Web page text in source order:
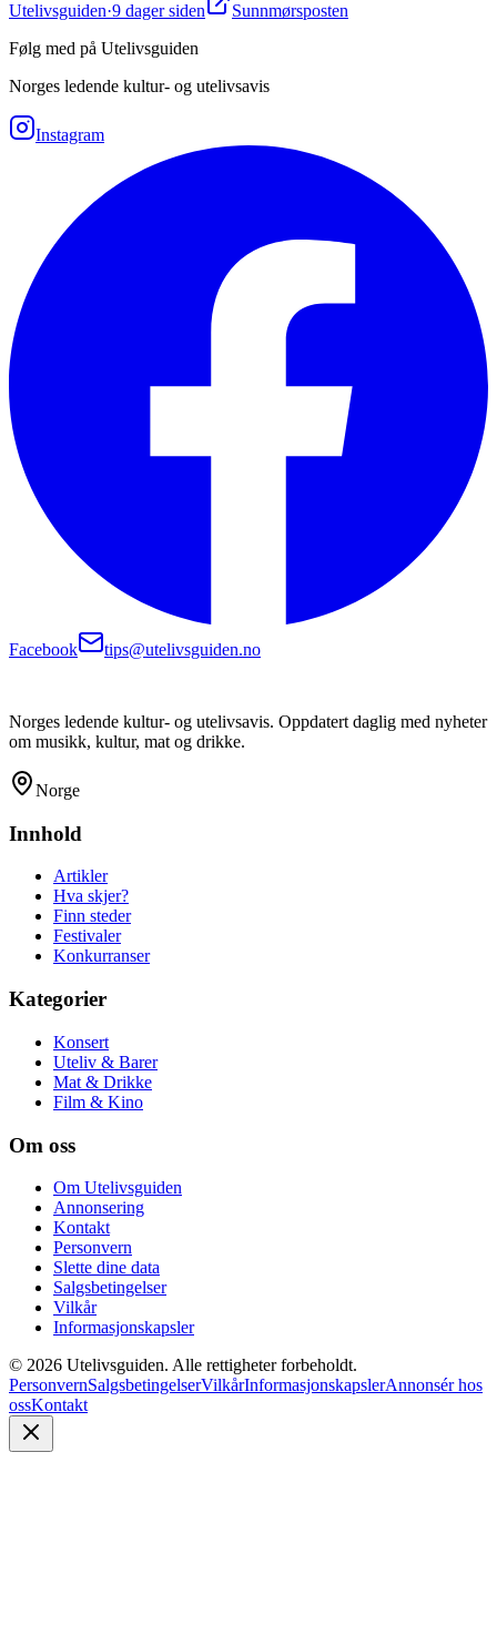
Utelivsguiden·9 dager siden
Sunnmørsposten
Følg med på Utelivsguiden
Norges ledende kultur- og utelivsavis
Instagram
Facebook tips@utelivsguiden.no
Norges ledende kultur- og utelivsavis. Oppdatert daglig med nyheter
om musikk, kultur, mat og drikke.
Norge
Innhold
Artikler
Hva skjer?
Finn steder
Festivaler
Konkurranser
Kategorier
Konsert
Uteliv & Barer
Mat & Drikke
Film & Kino
Om oss
Om Utelivsguiden
Annonsering
Kontakt
Personvern
Slette dine data
Salgsbetingelser
Vilkår
Informasjonskapsler
© 2026 Utelivsguiden. Alle rettigheter forbeholdt.
PersonvernSalgsbetingelserVilkårInformasjonskapslerAnnonsér hos
ossKontakt